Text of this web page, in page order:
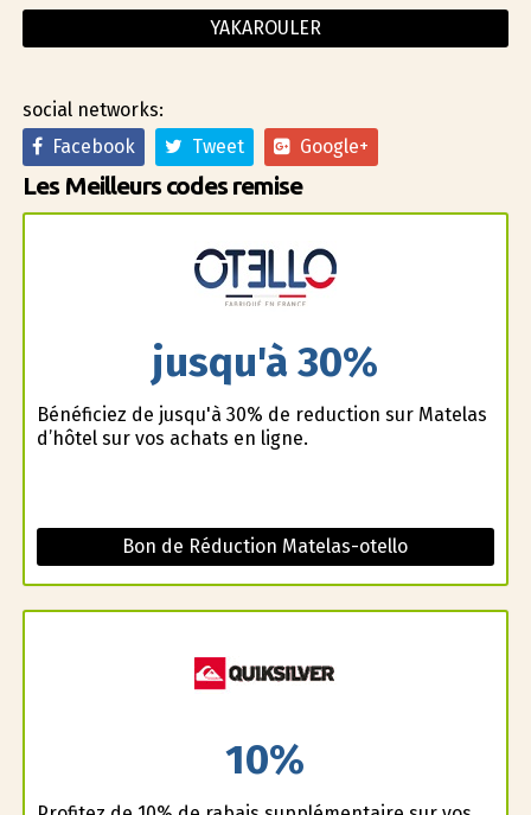
YAKAROULER
social networks:
Facebook
Tweet Google+
Les Meilleurs codes remise
jusqu'à 30%
Bénéficiez de jusqu'à 30% de reduction sur Matelas
d’hôtel sur vos achats en ligne.
Bon de Réduction Matelas-otello
10%